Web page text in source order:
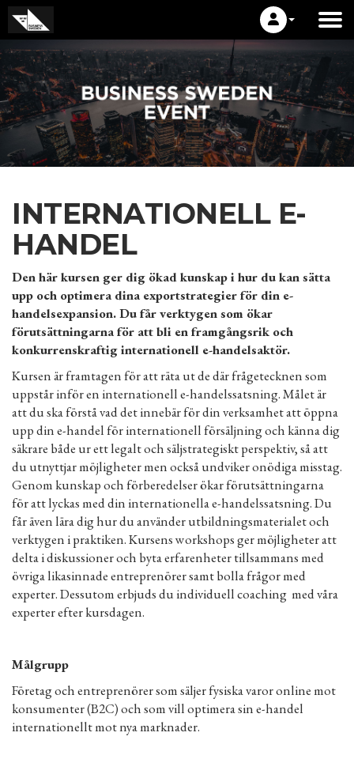
INTERNATIONELL E-
HANDEL
Den här kursen ger dig ökad kunskap i hur du kan sätta
upp och optimera dina exportstrategier för din e-
handelsexpansion. Du får verktygen som ökar
förutsättningarna för att bli en framgångsrik och
konkurrenskraftig internationell e-handelsaktör.
Kursen är framtagen för att räta ut de där frågetecknen som
uppstår inför en internationell e-handelssatsning. Målet är
att du ska förstå vad det innebär för din verksamhet att öppna
upp din e-handel för internationell försäljning och känna dig
säkrare både ur ett legalt och säljstrategiskt perspektiv, så att
du utnyttjar möjligheter men också undviker onödiga misstag.
Genom kunskap och förberedelser ökar förutsättningarna
för att lyckas med din internationella e-handelssatsning. Du
får även lära dig hur du använder utbildningsmaterialet och
verktygen i praktiken. Kursens workshops ger möjligheter att
delta i diskussioner och byta erfarenheter tillsammans med
övriga likasinnade entreprenörer samt bolla frågor med
experter. Dessutom erbjuds du individuell coaching med våra
experter efter kursdagen.
Målgrupp
Företag och entreprenörer som säljer fysiska varor online mot
konsumenter (B2C) och som vill optimera sin e-handel
internationellt mot nya marknader.